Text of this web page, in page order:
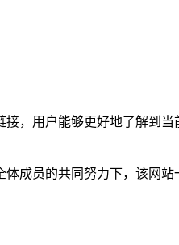
，用户能够更好地了解到
成员的共同努力下，该网